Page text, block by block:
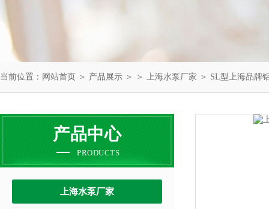
当前位置： 网站首页 ＞ 产品展示 ＞ ＞ 上海水泵厂家 ＞ SL型上海品牌
产品中心
PRODUCTS
上海水泵厂家